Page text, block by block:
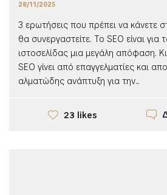
28/11/2025
3 ερωτήσεις που πρέπει να κάνετε
θα συνεργαστείτε. Το SEO είναι για
ιστοσελίδας μια μεγάλη απόφαση.
SEO γίνει από επαγγελματίες και
αλματώδης ανάπτυξη για την...
23 likes